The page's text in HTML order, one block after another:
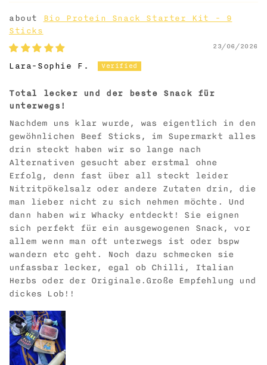
Bio Protein Snack Starter Kit - 9
Sticks
23/06/2026
Lara-Sophie F.
Total lecker und der beste Snack für
unterwegs!
Nachdem uns klar wurde, was eigentlich in den
gewöhnlichen Beef Sticks, im Supermarkt alles
drin steckt haben wir so lange nach
Alternativen gesucht aber erstmal ohne
Erfolg, denn fast über all steckt leider
Nitritpökelsalz oder andere Zutaten drin, die
man lieber nicht zu sich nehmen möchte. Und
dann haben wir Whacky entdeckt! Sie eignen
sich perfekt für ein ausgewogenen Snack, vor
allem wenn man oft unterwegs ist oder bspw
wandern etc geht. Noch dazu schmecken sie
unfassbar lecker, egal ob Chilli, Italian
Herbs oder der Originale.Große Empfehlung und
dickes Lob!!